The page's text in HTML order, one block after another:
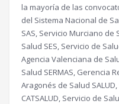
la mayoría de las
del Sistema Nacional de
SAS, Servicio Murciano de
Salud SES, Servicio de
Agencia Valenciana de
Salud SERMAS, Gerencia
Aragonés de Salud
CATSALUD, Servicio de